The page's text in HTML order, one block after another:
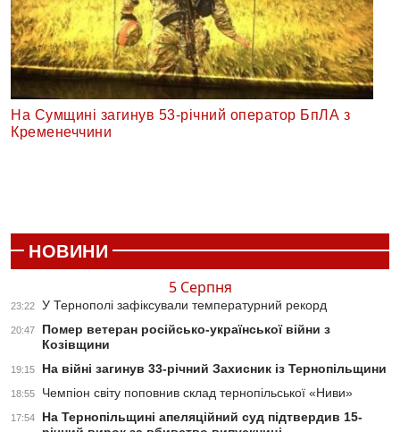
На Сумщині загинув 53-річний оператор БпЛА з
Кременеччини
НОВИНИ
5 Серпня
23:22 У Тернополі зафіксували температурний рекорд
20:47
Помер ветеран російсько-української війни з
Козівщини
19:15 На війні загинув 33-річний Захисник із Тернопільщини
18:55 Чемпіон світу поповнив склад тернопільської «Ниви»
17:54
На Тернопільщині апеляційний суд підтвердив 15-